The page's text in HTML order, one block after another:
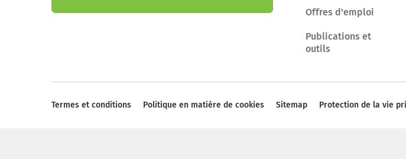
Offres d'emploi
Publications et
outils
Termes et conditions Politique en matière de cookies Sitemap Protection de la vie